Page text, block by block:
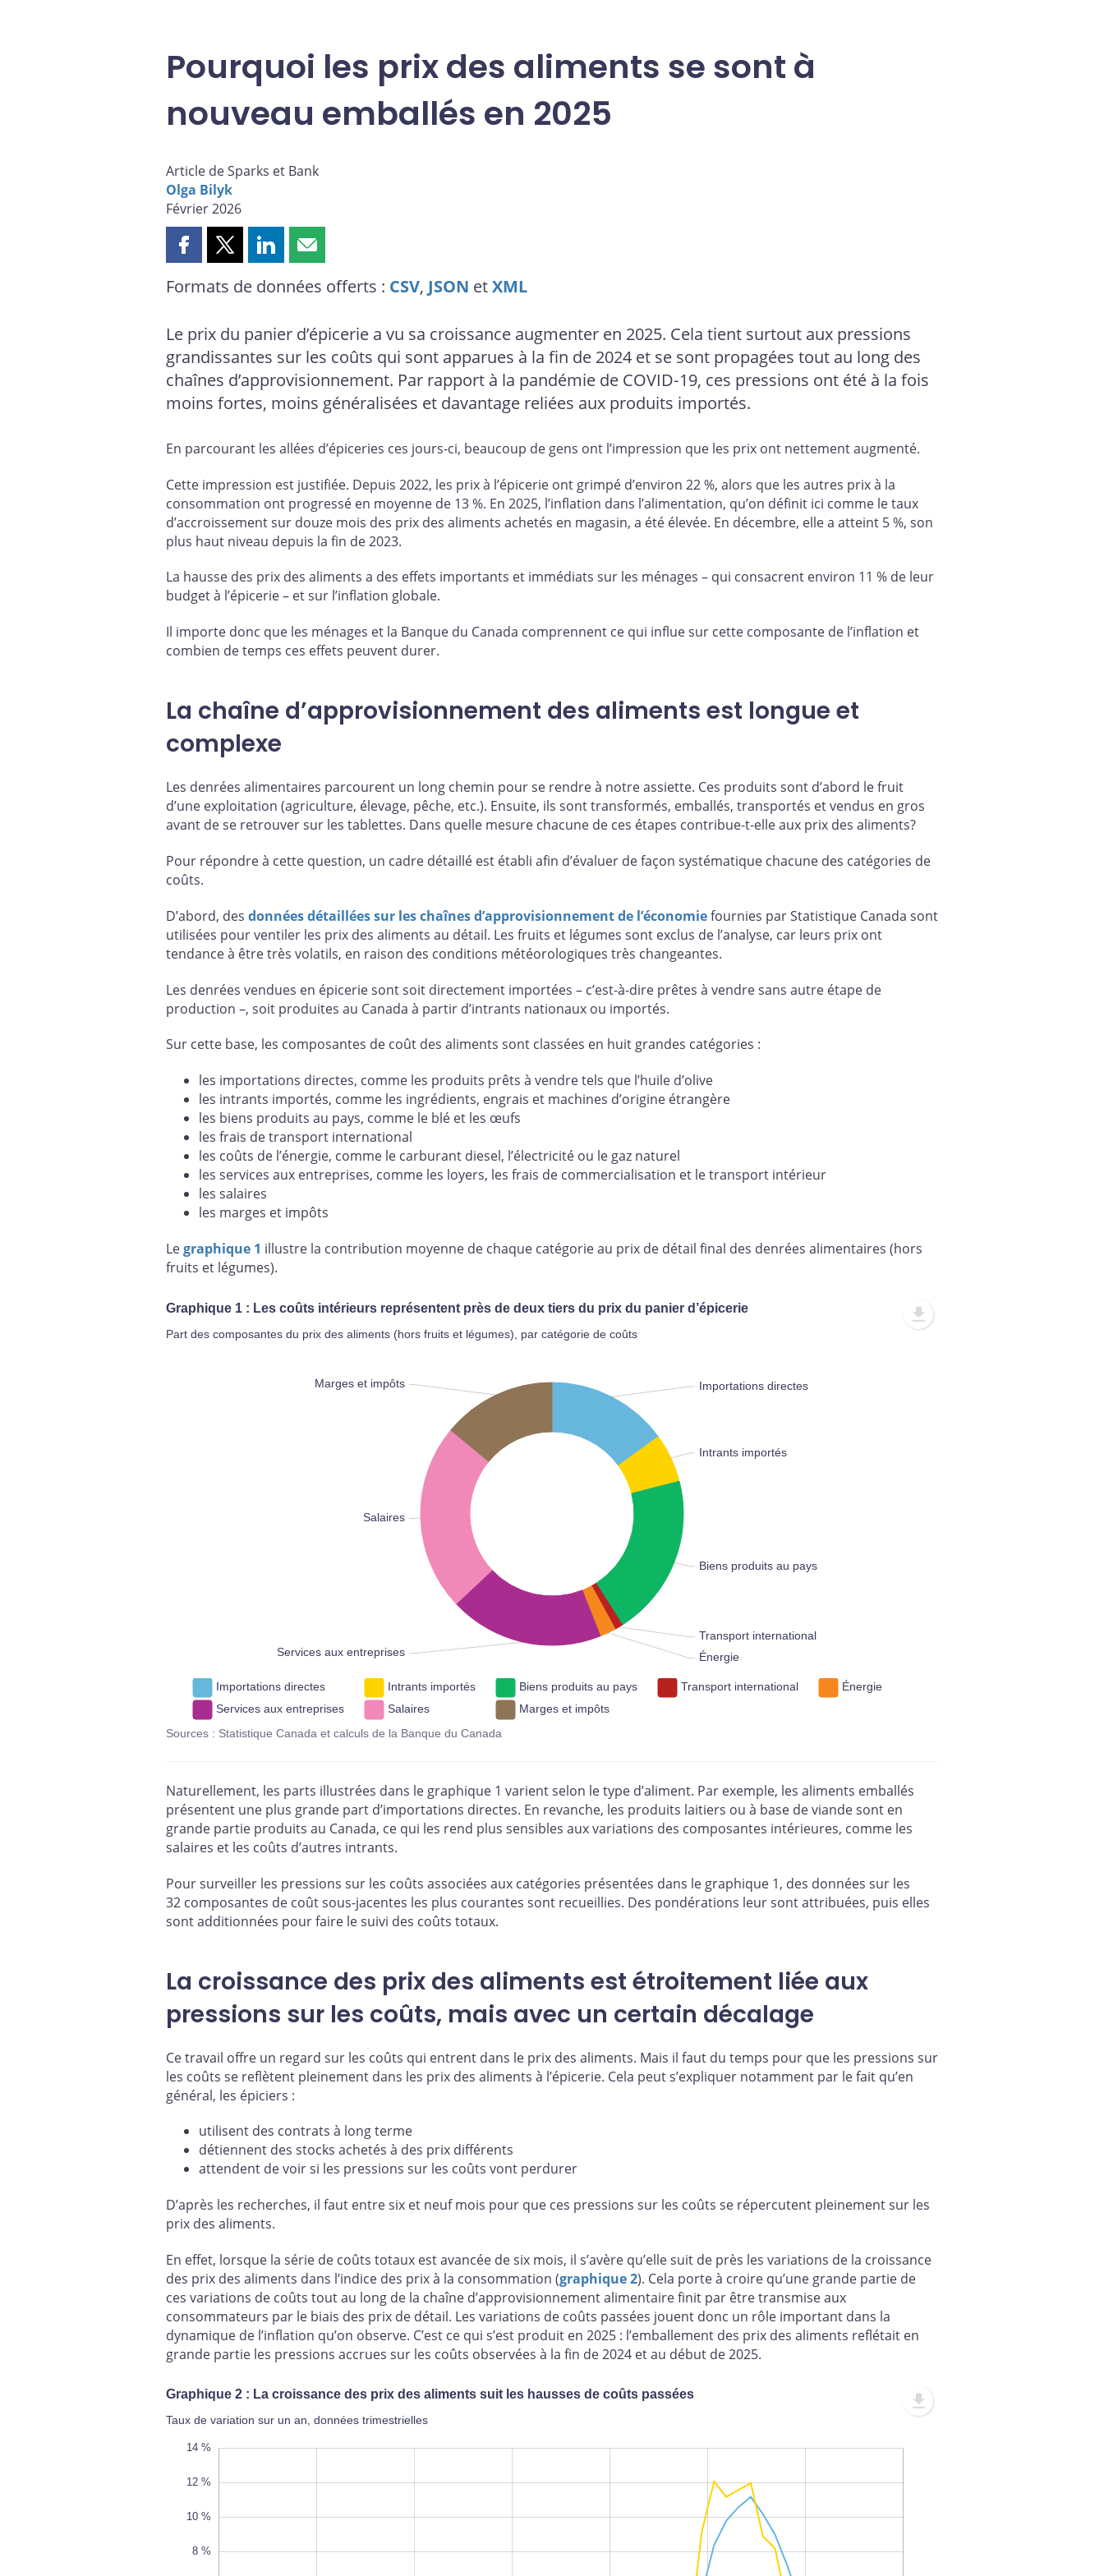
Pourquoi les prix des aliments se sont à
nouveau emballés en 2025
Article de Sparks et Bank
Olga Bilyk
Février 2026
Partager
page
Facebook
Partager
page
X
Partager
page
LinkedIn
Partager
page
courriel
Formats de données offerts : CSV, JSON etXML
Le prix du panier d’épicerie a vu sa croissance augmenter en 2025. Cela tient surtout aux pressions
grandissantes sur les coûts qui sont apparues à la fin de 2024 et se sont propagées tout au long des
chaînes d’approvisionnement. Par rapport à la pandémie de COVID‑19, ces pressions ont été à la fois
moins fortes, moins généralisées et davantage reliées aux produits importés.
En parcourant les allées d’épiceries ces jours-ci, beaucoup de gens ont l’impression que les prix ont nettement augmenté.
Cette impression est justifiée. Depuis 2022, les prix à l’épicerie ont grimpé d’environ 22 %, alors que les autres prix à la
consommation ont progressé en moyenne de 13 %. En 2025, l’inflation dans l’alimentation, qu’on définit ici comme le taux
d’accroissement sur douze mois des prix des aliments achetés en magasin, a été élevée. En décembre, elle a atteint 5 %, son
plus haut niveau depuis la fin de 2023.
La hausse des prix des aliments a des effets importants et immédiats sur les ménages – qui consacrent environ 11 % de leur
budget à l’épicerie – et sur l’inflation globale.
Il importe donc que les ménages et la Banque du Canada comprennent ce qui influe sur cette composante de l’inflation et
combien de temps ces effets peuvent durer.
La chaîne d’approvisionnement des aliments est longue et
complexe
Les denrées alimentaires parcourent un long chemin pour se rendre à notre assiette. Ces produits sont d’abord le fruit
d’une exploitation (agriculture, élevage, pêche, etc.). Ensuite, ils sont transformés, emballés, transportés et vendus en gros
avant de se retrouver sur les tablettes. Dans quelle mesure chacune de ces étapes contribue-t-elle aux prix des aliments?
Pour répondre à cette question, un cadre détaillé est établi afin d’évaluer de façon systématique chacune des catégories de
coûts.
D’abord, des données détaillées sur les chaînes d’approvisionnement de l’économiefournies par Statistique Canada sont
utilisées pour ventiler les prix des aliments au détail. Les fruits et légumes sont exclus de l’analyse, car leurs prix ont
tendance à être très volatils, en raison des conditions météorologiques très changeantes.
Les denrées vendues en épicerie sont soit directement importées – c’est-à-dire prêtes à vendre sans autre étape de
production –, soit produites au Canada à partir d’intrants nationaux ou importés.
Sur cette base, les composantes de coût des aliments sont classées en huit grandes catégories :
les importations directes, comme les produits prêts à vendre tels que l’huile d’olive
les intrants importés, comme les ingrédients, engrais et machines d’origine étrangère
les biens produits au pays, comme le blé et les œufs
les frais de transport international
les coûts de l’énergie, comme le carburant diesel, l’électricité ou le gaz naturel
les services aux entreprises, comme les loyers, les frais de commercialisation et le transport intérieur
les salaires
les marges et impôts
Legraphique 1 illustre la contribution moyenne de chaque catégorie au prix de détail final des denrées alimentaires (hors
fruits et légumes).
Graphique 1 : Les coûts intérieurs représentent près de deux tiers du prix du panier d’épicerie
Part des composantes du prix des aliments (hors fruits et légumes), par catégorie de coûts
Importations directes
Intrants importés
Biens produits au pays
Transport international
Énergie
Services aux entreprises
Salaires
Marges et impôts
Importations directes Intrants importés Biens produits au pays Transport international
Énergie
Services aux entreprises
Salaires Marges et impôts
Sources : Statistique Canada et calculs de la Banque du Canada
Naturellement, les parts illustrées dans le graphique 1 varient selon le type d’aliment. Par exemple, les aliments emballés
présentent une plus grande part d’importations directes. En revanche, les produits laitiers ou à base de viande sont en
grande partie produits au Canada, ce qui les rend plus sensibles aux variations des composantes intérieures, comme les
salaires et les coûts d’autres intrants.
Pour surveiller les pressions sur les coûts associées aux catégories présentées dans le graphique 1, des données sur les
32 composantes de coût sous-jacentes les plus courantes sont recueillies. Des pondérations leur sont attribuées, puis elles
sont additionnées pour faire le suivi des coûts totaux.
La croissance des prix des aliments est étroitement liée aux
pressions sur les coûts, mais avec un certain décalage
Ce travail offre un regard sur les coûts qui entrent dans le prix des aliments. Mais il faut du temps pour que les pressions sur
les coûts se reflètent pleinement dans les prix des aliments à l’épicerie. Cela peut s’expliquer notamment par le fait qu’en
général, les épiciers :
utilisent des contrats à long terme
détiennent des stocks achetés à des prix différents
attendent de voir si les pressions sur les coûts vont perdurer
D’après les recherches, il faut entre six et neuf mois pour que ces pressions sur les coûts se répercutent pleinement sur les
prix des aliments.
En effet, lorsque la série de coûts totaux est avancée de six mois, il s’avère qu’elle suit de près les variations de la croissance
des prix des aliments dans l’indice des prix à la consommation (graphique 2). Cela porte à croire qu’une grande partie de
ces variations de coûts tout au long de la chaîne d’approvisionnement alimentaire finit par être transmise aux
consommateurs par le biais des prix de détail. Les variations de coûts passées jouent donc un rôle important dans la
dynamique de l’inflation qu’on observe. C’est ce qui s’est produit en 2025 : l’emballement des prix des aliments reflétait en
grande partie les pressions accrues sur les coûts observées à la fin de 2024 et au début de 2025.
Graphique 2 : La croissance des prix des aliments suit les hausses de coûts passées
Taux de variation sur un an, données trimestrielles
14 %
12 %
10 %
8 %